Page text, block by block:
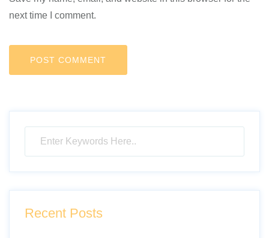
next time I comment.
Recent Posts